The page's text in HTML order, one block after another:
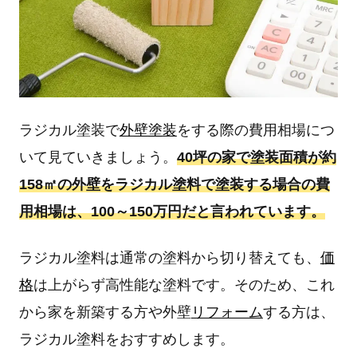
ラジカル塗装で外壁塗装をする際の費用相場につ
いて見ていきましょう。 40坪の家で塗装面積が約
158㎡の外壁をラジカル塗料で塗装する場合の費
用相場は、100～150万円だと言われています。
ラジカル塗料は通常の塗料から切り替えても、 価
格は上がらず高性能な塗料です。そのため、これ
から家を新築する方や外壁リフォームする方は、
ラジカル塗料をおすすめします。